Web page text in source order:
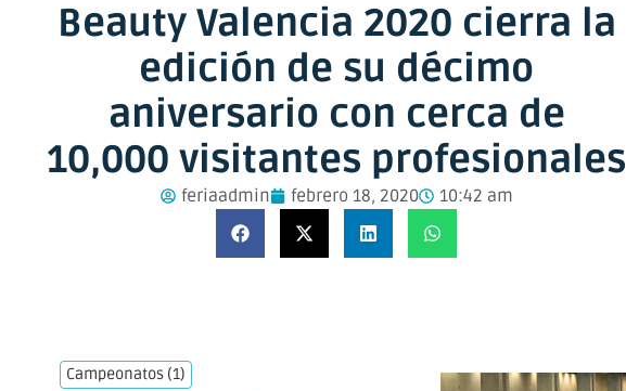
Beauty Valencia 2020 cierra la
edición de su décimo
aniversario con cerca de
10,000 visitantes profesionales
feriaadmin febrero 18, 2020 10:42 am
Campeonatos (1)